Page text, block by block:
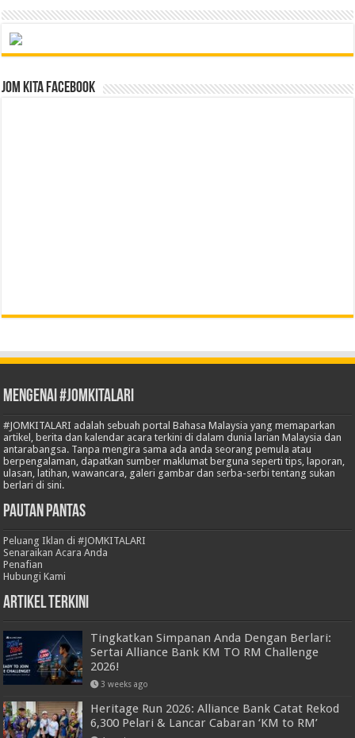
Jom Kita Facebook
Mengenai #JOMKITALARI
#JOMKITALARI adalah sebuah portal Bahasa Malaysia yang memaparkan
artikel, berita dan kalendar acara terkini di dalam dunia larian Malaysia dan
antarabangsa. Tanpa mengira sama ada anda seorang pemula atau
berpengalaman, dapatkan sumber maklumat berguna seperti tips, laporan,
ulasan, latihan, wawancara, galeri gambar dan serba-serbi tentang sukan
berlari di sini.
Pautan Pantas
Peluang Iklan di #JOMKITALARI
Senaraikan Acara Anda
Penafian
Hubungi Kami
Artikel Terkini
Tingkatkan Simpanan Anda Dengan Berlari:
Sertai Alliance Bank KM TO RM Challenge
2026!
3 weeks ago
Heritage Run 2026: Alliance Bank Catat Rekod
6,300 Pelari & Lancar Cabaran ‘KM to RM’